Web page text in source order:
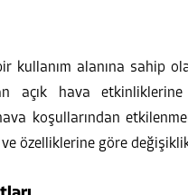
kullanım alanına sahip
açık hava
koşullarından
özelliklerine göre